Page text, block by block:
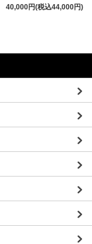
40,000円(税込44,000円)